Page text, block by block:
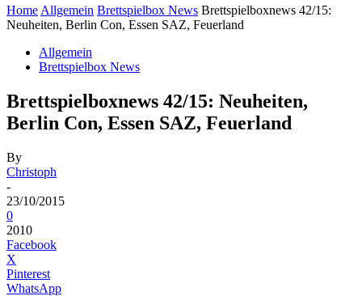
Home Allgemein Brettspielbox News Brettspielboxnews 42/15:
Neuheiten, Berlin Con, Essen SAZ, Feuerland
Allgemein
Brettspielbox News
Brettspielboxnews 42/15: Neuheiten,
Berlin Con, Essen SAZ, Feuerland
By
Christoph
-
23/10/2015
0
2010
Facebook
X
Pinterest
WhatsApp